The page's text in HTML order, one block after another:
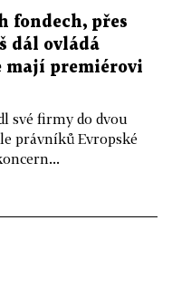
fondech, přes
dál ovládá
mají premiérovi
své firmy do dvou
právníků Evropské